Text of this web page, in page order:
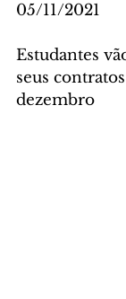
05/11/2021
Estudantes
seus
dezembro